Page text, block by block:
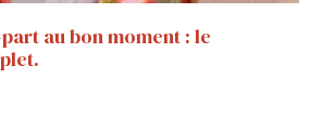
au bon moment : le